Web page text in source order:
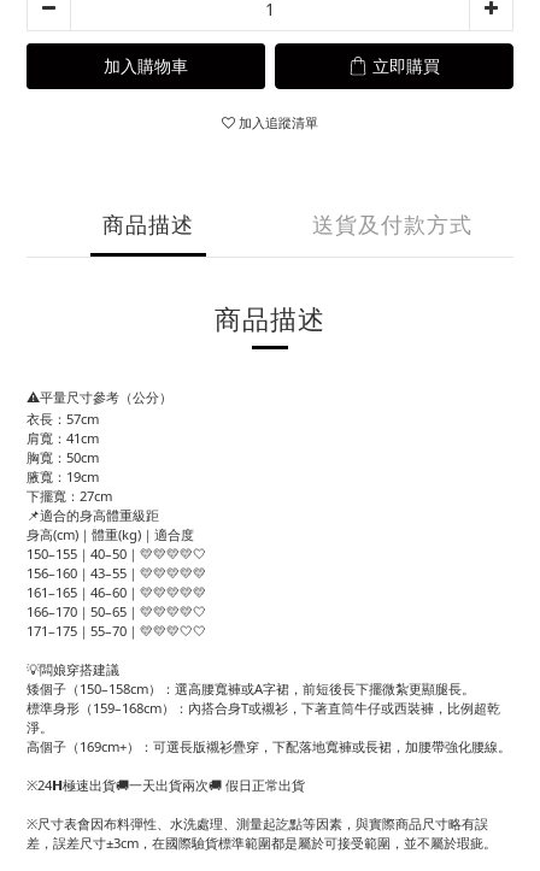
加入購物車 立即購買
加入追蹤清單
商品描述 送貨及付款方式
商品描述
⚠️平量尺寸參考（公分）
衣長：57cm
肩寬：41cm
胸寬：50cm
腋寬：19cm
下擺寬：27cm
📌適合的身高體重級距
身高(cm)｜體重(kg)｜適合度
150–155｜40–50｜💛💛💛💛🤍
156–160｜43–55｜💛💛💛💛💛
161–165｜46–60｜💛💛💛💛💛
166–170｜50–65｜💛💛💛💛🤍
171–175｜55–70｜💛💛💛🤍🤍
💡闆娘穿搭建議
矮個子（150–158cm）：選高腰寬褲或A字裙，前短後長下擺微紮更顯腿長。
標準身形（159–168cm）：內搭合身T或襯衫，下著直筒牛仔或西裝褲，比例超乾
淨。
高個子（169cm+）：可選長版襯衫疊穿，下配落地寬褲或長裙，加腰帶強化腰線。
※24𝗛極速出貨🚚一天出貨兩次🚚 假日正常出貨
※尺寸表會因布料彈性、水洗處理、測量起訖點等因素，與實際商品尺寸略有誤
差，誤差尺寸±3cm，在國際驗貨標準範圍都是屬於可接受範圍，並不屬於瑕疵。